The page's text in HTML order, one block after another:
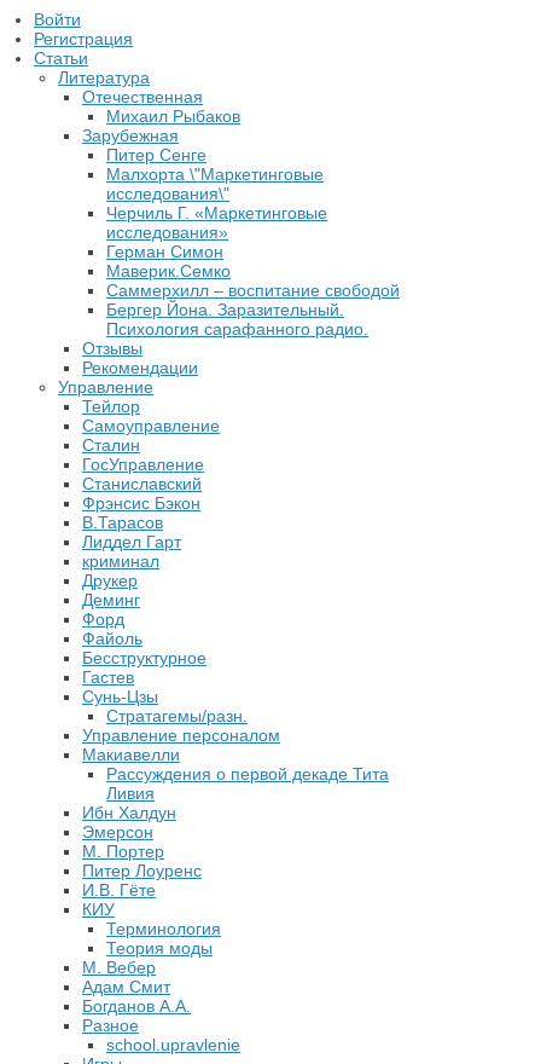
Войти
Регистрация
Статьи
Литература
Отечественная
Михаил Рыбаков
Зарубежная
Питер Сенге
Малхорта \"Маркетинговые
исследования\"
Черчиль Г. «Маркетинговые
исследования»
Герман Симон
Маверик.Семко
Саммерхилл – воспитание свободой
Бергер Йона. Заразительный.
Психология сарафанного радио.
Отзывы
Рекомендации
Управление
Тейлор
Самоуправление
Сталин
ГосУправление
Станиславский
Фрэнсис Бэкон
В.Тарасов
Лиддел Гарт
криминал
Друкер
Деминг
Форд
Файоль
Бесструктурное
Гастев
Сунь-Цзы
Стратагемы/разн.
Управление персоналом
Макиавелли
Рассуждения о первой декаде Тита
Ливия
Ибн Халдун
Эмерсон
М. Портер
Питер Лоуренс
И.В. Гёте
КИУ
Терминология
Теория моды
М. Вебер
Адам Смит
Богданов А.А.
Разное
school.upravlenie